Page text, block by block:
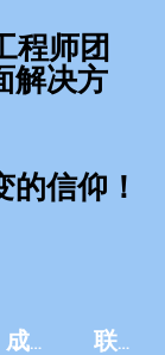
成功案例 联系我们
程师团
解决方
信仰！